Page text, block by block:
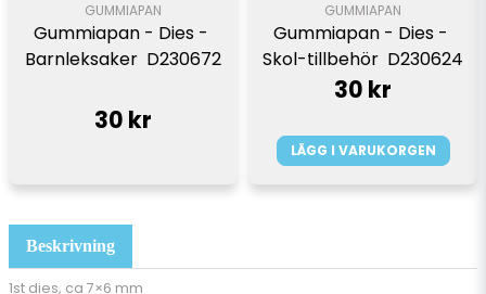
Beskrivning
1st dies, ca 7×6 mm
GUMMIAPAN
Gummiapan - Dies -
Barnleksaker  D230672
30 kr
GUMMIAPAN
Gummiapan - Dies -
Skol-tillbehör  D230624
30 kr
LÄGG I VARUKORGEN